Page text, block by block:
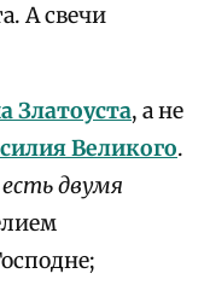
А свечи
Златоуста, а не
Великого.
двумя